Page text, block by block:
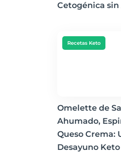
Cetogénica sin
Recetas Keto
Omelette de
Ahumado,
Queso Crema:
Desayuno